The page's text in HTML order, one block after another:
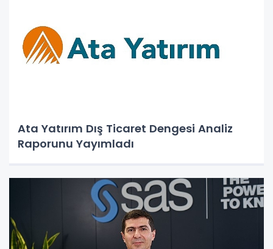
Ata Yatırım Dış Ticaret Dengesi Analiz
Raporunu Yayımladı